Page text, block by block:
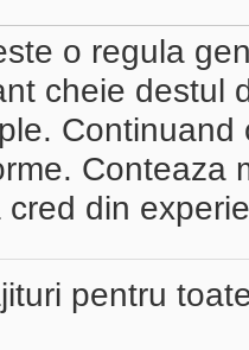
o regula
cheie destul
Conteaza
cred din
pentru